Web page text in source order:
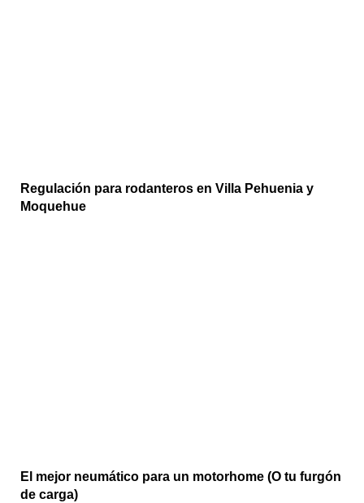
Regulación para rodanteros en Villa Pehuenia y
Moquehue
El mejor neumático para un motorhome (O tu furgón
de carga)